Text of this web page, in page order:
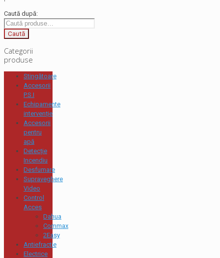
Caută după:
Caută
Categorii
produse
Stingătoare
Accesorii
P.S.I
Echipamente
intervenție
Accesorii
pentru
apă
Detecție
Incendiu
Desfumare
Supraveghere
Video
Control
Acces
Dahua
Commax
2Easy
Antiefractie
Electrice